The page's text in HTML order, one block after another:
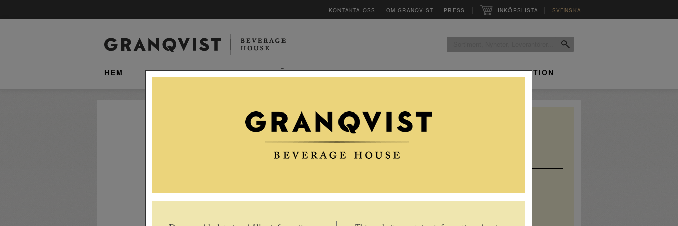
KONTAKTA OSS OM GRANQVIST PRESS | INKÖPSLISTA | SVENSKA
HEM SORTIMENT LEVERANTÖRER CLUB MAGASINET VINFO INSPIRATION
ARMAGNAC NISMES
DELCLOU 1973
regiontypiska druvorna Folle Blanche, Ugni
Blanc, och
och sedan får mogna på